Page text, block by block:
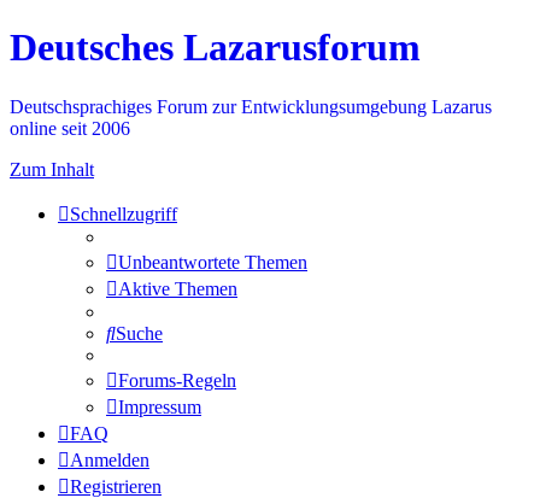
Deutsches Lazarusforum
Deutschsprachiges Forum zur Entwicklungsumgebung Lazarus
online seit 2006
Zum Inhalt
Schnellzugriff
Unbeantwortete Themen
Aktive Themen
Suche
Forums-Regeln
Impressum
FAQ
Anmelden
Registrieren